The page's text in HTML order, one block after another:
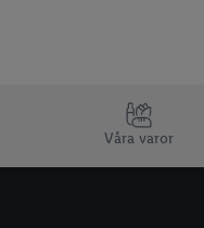
Våra varor